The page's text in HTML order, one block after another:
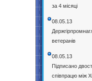
за 4 місяці
08.05.13
ветеранів
08.05.13
Підписано
співпрацю між